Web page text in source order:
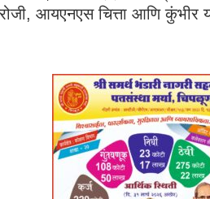
आयएनएस चित्ता आणि